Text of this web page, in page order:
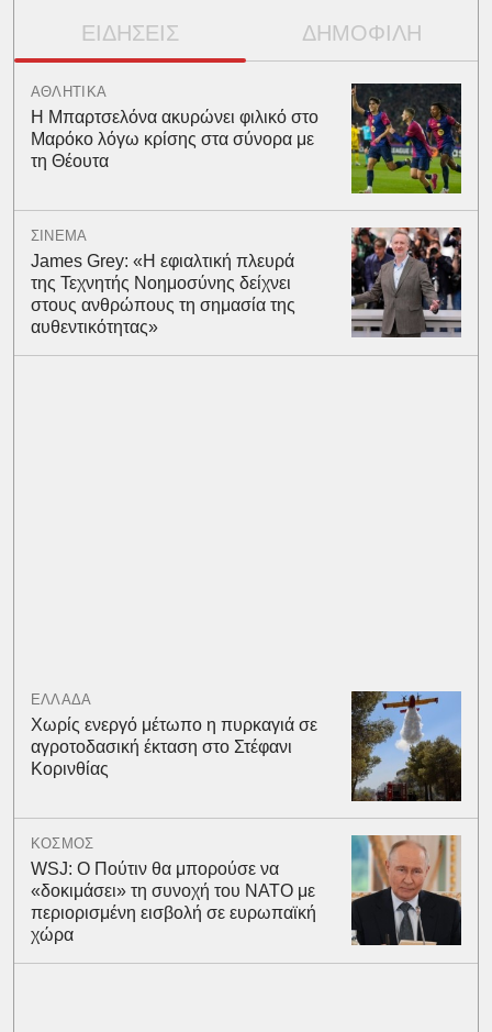
ΕΙΔΗΣΕΙΣ ΔΗΜΟΦΙΛΗ
ΑΘΛΗΤΙΚΑ
Η Μπαρτσελόνα ακυρώνει φιλικό στο
Μαρόκο λόγω κρίσης στα σύνορα με
τη Θέουτα
ΣΙΝΕΜΑ
James Grey: «Η εφιαλτική πλευρά
της Τεχνητής Νοημοσύνης δείχνει
στους ανθρώπους τη σημασία της
αυθεντικότητας»
ΕΛΛΑΔΑ
Χωρίς ενεργό μέτωπο η πυρκαγιά σε
αγροτοδασική έκταση στο Στέφανι
Κορινθίας
ΚΟΣΜΟΣ
WSJ: Ο Πούτιν θα μπορούσε να
«δοκιμάσει» τη συνοχή του ΝΑΤΟ με
περιορισμένη εισβολή σε ευρωπαϊκή
χώρα